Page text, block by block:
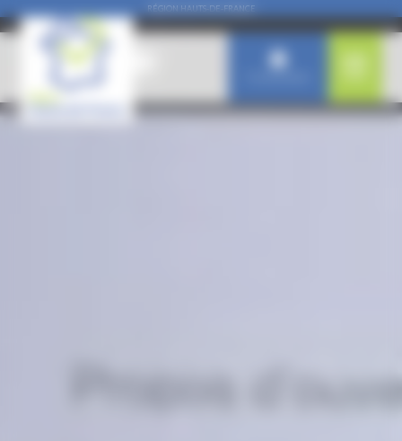
Panneau de gestion des cookies
Connexion
RÉGION HAUTS-DE-FRANCE